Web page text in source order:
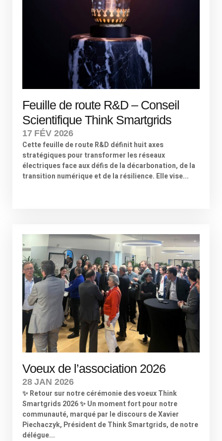
Feuille de route R&D – Conseil
Scientifique Think Smartgrids
17 FÉV 2026
Cette feuille de route R&D définit huit axes
stratégiques pour transformer les réseaux
électriques face aux défis de la décarbonation, de la
transition numérique et de la résilience. Elle vise...
Voeux de l’association 2026
28 JAN 2026
✨ Retour sur notre cérémonie des voeux Think
Smartgrids 2026 ✨ Un moment fort pour notre
communauté, marqué par le discours de Xavier
Piechaczyk, Président de Think Smartgrids, de notre
délégue...